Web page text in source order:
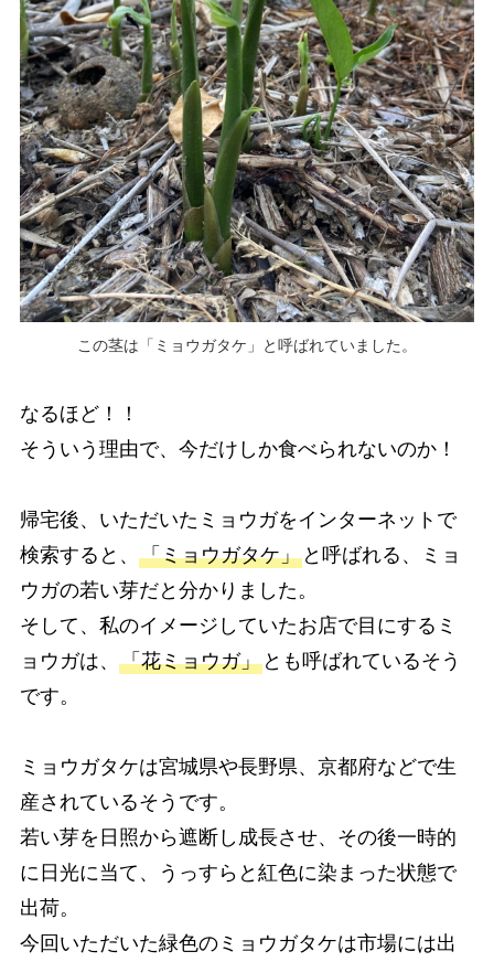
この茎は「ミョウガタケ」と呼ばれていました。
なるほど！！
そういう理由で、今だけしか食べられないのか！
帰宅後、いただいたミョウガをインターネットで
検索すると、 「ミョウガタケ」と呼ばれる、ミョ
ウガの若い芽だと分かりました。
そして、私のイメージしていたお店で目にするミ
ョウガは、 「花ミョウガ」とも呼ばれているそう
です。
ミョウガタケは宮城県や長野県、京都府などで生
産されているそうです。
若い芽を日照から遮断し成長させ、その後一時的
に日光に当て、うっすらと紅色に染まった状態で
出荷。
今回いただいた緑色のミョウガタケは市場には出